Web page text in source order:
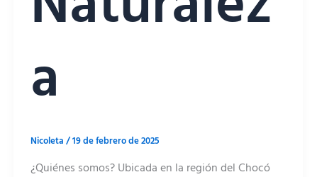
a
Nicoleta /19 de febrero de 2025
¿Quiénes somos? Ubicada en la región del Chocó